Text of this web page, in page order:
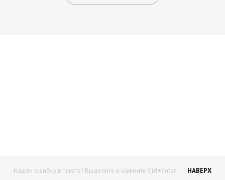
Нашли ошибку в тексте? Выделите и нажмите Ctrl+Enter НАВЕРХ